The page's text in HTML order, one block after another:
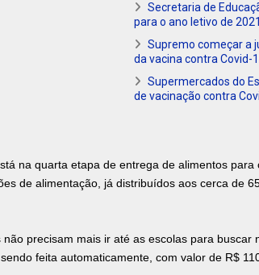
Secretaria de
para o ano letivo de
Supremo começar a
da vacina contra Covid-
Supermercados do
de vacinação contra
na quarta etapa de entrega de alimentos
de alimentação, já distribuídos aos cerca de
precisam mais ir até as escolas para buscar
feita automaticamente, com valor de R$